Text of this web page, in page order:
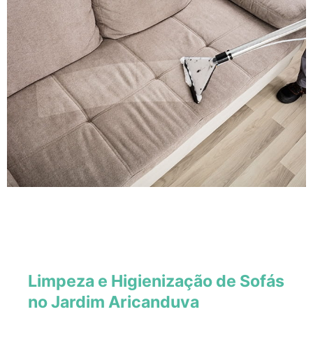
Limpeza e Higienização de Sofás
no Jardim Aricanduva